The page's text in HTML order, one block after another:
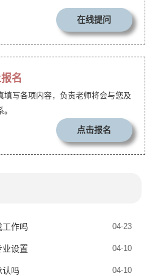
在线提问
名
填写各项内容，负责老师将会与您及
点击报名
工作吗 04-23
业设置 04-10
认吗 04-10